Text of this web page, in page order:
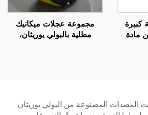
كبيرة
مادة
مجموعة عجلات ميكانيك
مطلية بالبولي يوريثان،
المصدات المصنوعة من البولي يوريثان